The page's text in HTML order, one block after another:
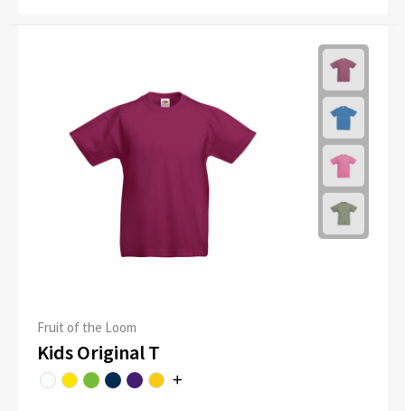
Fruit of the Loom
Kids Original T